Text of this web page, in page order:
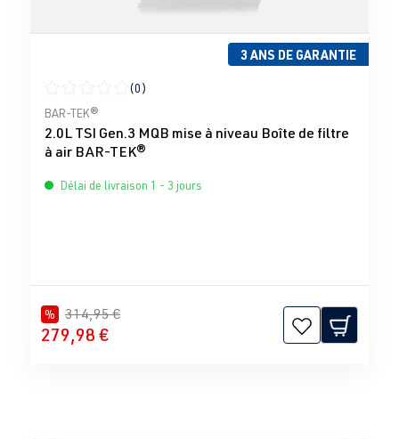
3 ANS DE GARANTIE
Note moyenne de 0 sur 5 étoiles
(0)
BAR-TEK®
2.0L TSI Gen.3 MQB mise à niveau Boîte de filtre
à air BAR-TEK®
Délai de livraison 1 - 3 jours
% 314,95 €
279,98 €